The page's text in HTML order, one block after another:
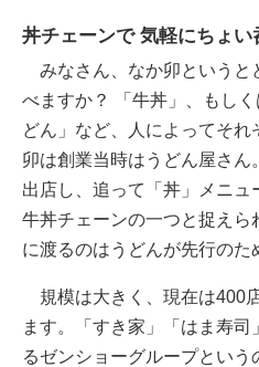
丼チェーンで 気軽にちょい
みなさん、なか卯というと
べますか？ 「牛丼」、もし
どん」など、人によってそ
卯は創業当時はうどん屋さ
出店し、追って「丼」メニュ
牛丼チェーンの一つと捉えら
に渡るのはうどんが先行のた
規模は大きく、現在は400
ます。「すき家」「はま寿
るゼンショーグループという